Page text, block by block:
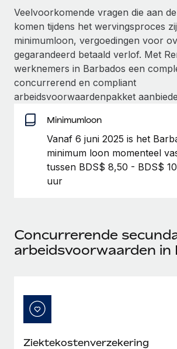
Entiteiten oprichten
Stel snel compliant entiteiten op
Mobiliteit en overplaatsing
Plaats werknemers moeiteloos over
Secundaire arbeidsvoorwaarden
Eenvoudig secundaire
beheren
Contractor Management
Belastingen
Naar de blog
Productupdates van Remote:
integraties en Contractor
Het blijft de missie van Remote om alle
te helpen bij het aannemen, beheren en...
Hoe Phiture 55 werknemers in 19
beheert met Remote
Meer informatie
Veelvoorkomende vragen die aan
komen tijdens het wervingsproces
minimumloon, vergoedingen voor
gegarandeerd betaald verlof. Met
werknemers in Barbados een
concurrerend en compliant
arbeidsvoorwaardenpakket
Minimumloon
Vanaf 6 juni 2025 is het
minimum loon momenteel
tussen BDS$ 8,50 - BDS$
uur
Concurrerende
arbeidsvoorwaarden in
Ziektekostenverzekering